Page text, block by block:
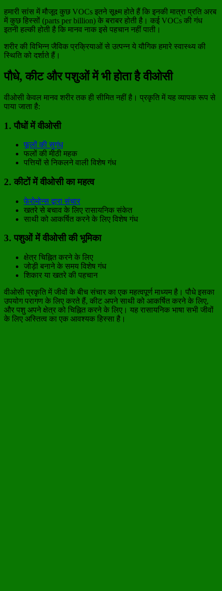
हमारी सांस में मौजूद कुछ VOCs इतने सूक्ष्म होते हैं कि इनकी मात्रा प्रति अरब
में कुछ हिस्सों (parts per billion) के बराबर होती है। कई VOCs की गंध
इतनी हल्की होती है कि मानव नाक इसे पहचान नहीं पाती।
शरीर की विभिन्न जैविक प्रक्रियाओं से उत्पन्न ये यौगिक हमारे स्वास्थ्य की
स्थिति को दर्शाते हैं।
पौधे, कीट और पशुओं में भी होता है वीओसी
वीओसी केवल मानव शरीर तक ही सीमित नहीं है। प्रकृति में यह व्यापक रूप से
पाया जाता है:
1. पौधों में वीओसी
फूलों की सुगंध
फलों की मीठी महक
पत्तियों से निकलने वाली विशेष गंध
2. कीटों में वीओसी का महत्व
फेरोमोन्स द्वारा संचार
खतरे से बचाव के लिए रासायनिक संकेत
साथी को आकर्षित करने के लिए विशेष गंध
3. पशुओं में वीओसी की भूमिका
क्षेत्र चिह्नित करने के लिए
जोड़ी बनाने के समय विशेष गंध
शिकार या खतरे की पहचान
वीओसी प्रकृति में जीवों के बीच संचार का एक महत्वपूर्ण माध्यम है। पौधे इसका
उपयोग परागण के लिए करते हैं, कीट अपने साथी को आकर्षित करने के लिए,
और पशु अपने क्षेत्र को चिह्नित करने के लिए। यह रासायनिक भाषा सभी जीवों
के लिए अस्तित्व का एक आवश्यक हिस्सा है।